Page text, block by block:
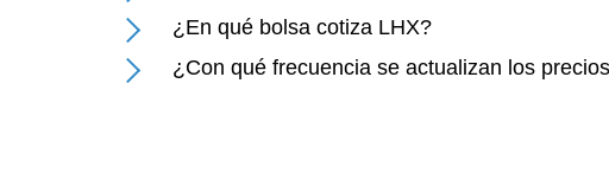
¿En qué bolsa cotiza LHX?
¿Con qué frecuencia se actualizan los